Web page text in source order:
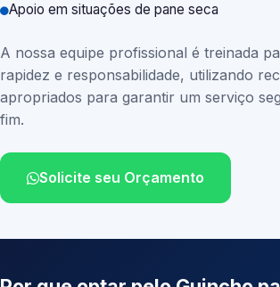
Apoio em situações de pane seca
A nossa equipe profissional é treinada
rapidez e responsabilidade, utilizando
apropriados para garantir um serviço
fim.
Solicite seu Orçamento